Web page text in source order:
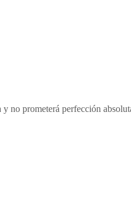
no prometerá perfección